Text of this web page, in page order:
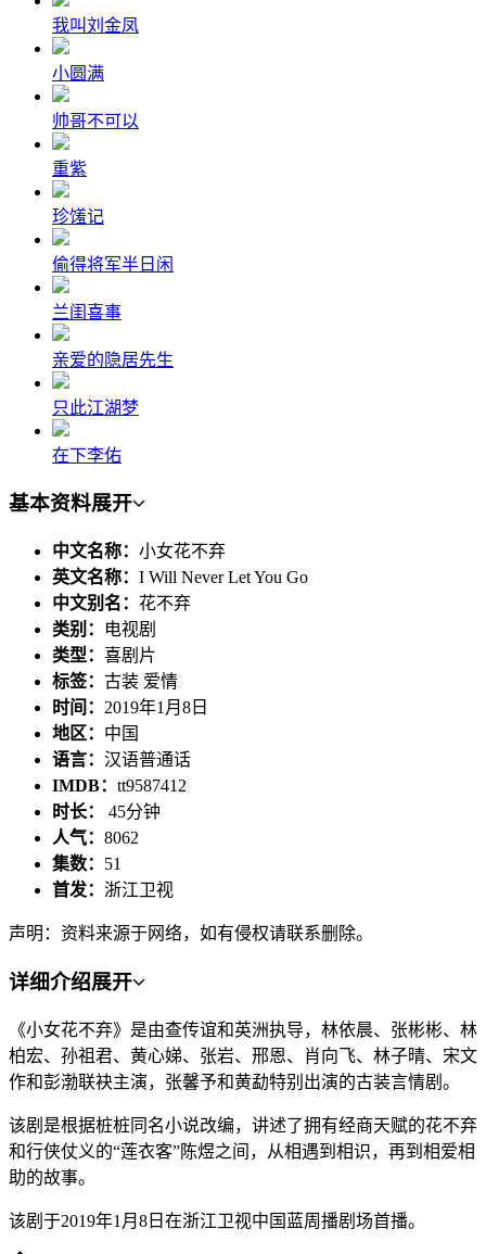
我叫刘金凤
小圆满
帅哥不可以
重紫
珍馐记
偷得将军半日闲
兰闺喜事
亲爱的隐居先生
只此江湖梦
在下李佑
基本资料展开
中文名称： 小女花不弃
英文名称： I Will Never Let You Go
中文别名： 花不弃
类别：
电视剧
类型： 喜剧片
标签： 古装 爱情
时间： 2019年1月8日
地区： 中国
语言： 汉语普通话
IMDB： tt9587412
时长： 45分钟
人气： 8062
集数： 51
首发： 浙江卫视
声明：资料来源于网络，如有侵权请联系删除。
详细介绍展开
《小女花不弃》是由查传谊和英洲执导，林依晨、张彬彬、林
柏宏、孙祖君、黄心娣、张岩、邢恩、肖向飞、林子晴、宋文
作和彭渤联袂主演，张馨予和黄勐特别出演的古装言情剧。
该剧是根据桩桩同名小说改编，讲述了拥有经商天赋的花不弃
和行侠仗义的“莲衣客”陈煜之间，从相遇到相识，再到相爱相
助的故事。
该剧于2019年1月8日在浙江卫视中国蓝周播剧场首播。